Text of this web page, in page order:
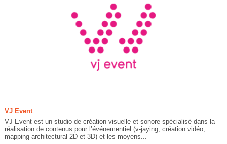
VJ Event
VJ Event est un studio de création visuelle et sonore spécialisé dans la
réalisation de contenus pour l’événementiel (v-jaying, création vidéo,
mapping architectural 2D et 3D) et les moyens...